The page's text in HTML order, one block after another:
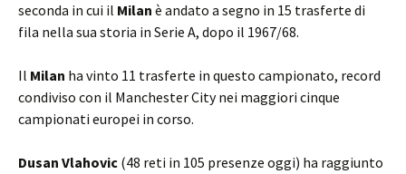
seconda in cui il Milan è andato a segno in 15 trasferte di
fila nella sua storia in Serie A, dopo il 1967/68.
Il Milan ha vinto 11 trasferte in questo campionato, record
condiviso con il Manchester City nei maggiori cinque
campionati europei in corso.
Dusan Vlahovic (48 reti in 105 presenze oggi) ha raggiunto